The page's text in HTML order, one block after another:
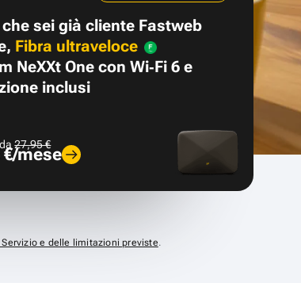
che sei già cliente Fastweb
Fibra ultraveloce
NeXXt One con Wi‑Fi 6 e
inclusi
27,95 €
€/mese
Servizio e delle limitazioni previste.